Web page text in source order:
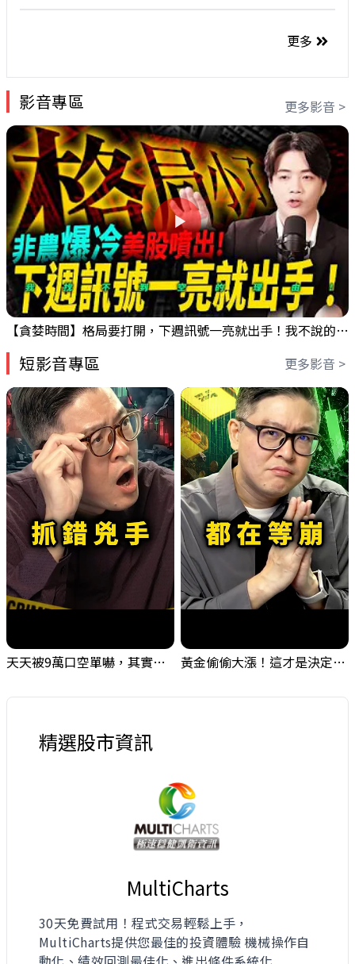
更多
影音專區 更多影音 >
【貪婪時間】格局要打開，下週訊號一亮就出手！我不說的話還真一堆人不知道！｜錢進大趨勢 Mr.智霖 陳 2026/08/08
短影音專區 更多影音 >
天天被9萬口空單嚇，其實你盯錯地方了｜Mr.Jimmy高志銘 #台股 #外資期貨 #融資 黃金偷偷大漲！這才是決定台股生死的「真風向球」！｜Mr.Jimmy高志銘 #黃金 #美元指數 #聯準會
精選股市資訊
MultiCharts
30天免費試用！程式交易輕鬆上手，
MultiCharts提供您最佳的投資體驗 機械操作自